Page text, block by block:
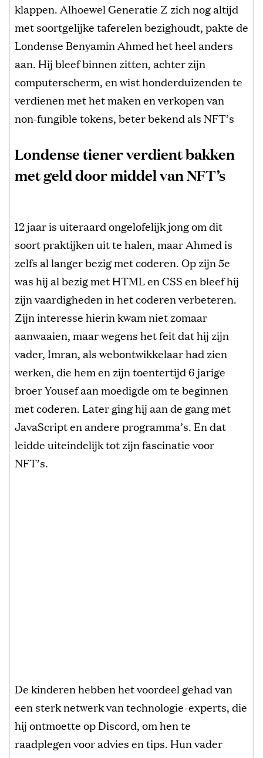
klappen. Alhoewel Generatie Z zich nog altijd
met soortgelijke taferelen bezighoudt, pakte de
Londense Benyamin Ahmed het heel anders
aan. Hij bleef binnen zitten, achter zijn
computerscherm, en wist honderduizenden te
verdienen met het maken en verkopen van
non-fungible tokens, beter bekend als NFT’s
Londense tiener verdient bakken
met geld door middel van NFT’s
12 jaar is uiteraard ongelofelijk jong om dit
soort praktijken uit te halen, maar Ahmed is
zelfs al langer bezig met coderen. Op zijn 5e
was hij al bezig met HTML en CSS en bleef hij
zijn vaardigheden in het coderen verbeteren.
Zijn interesse hierin kwam niet zomaar
aanwaaien, maar wegens het feit dat hij zijn
vader, Imran, als webontwikkelaar had zien
werken, die hem en zijn toentertijd 6 jarige
broer Yousef aan moedigde om te beginnen
met coderen. Later ging hij aan de gang met
JavaScript en andere programma’s. En dat
leidde uiteindelijk tot zijn fascinatie voor
NFT’s.
De kinderen hebben het voordeel gehad van
een sterk netwerk van technologie-experts, die
hij ontmoette op Discord, om hen te
raadplegen voor advies en tips. Hun vader